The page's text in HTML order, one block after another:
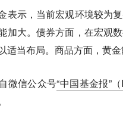
表示，当前宏观环境较为
加大。债券方面，在宏观
适当布局。商品方面，黄
微信公众号“中国基金报”